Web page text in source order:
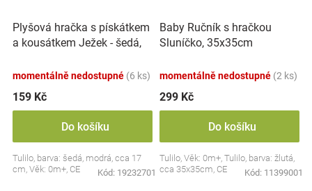
Plyšová hračka s pískátkem
a kousátkem Ježek - šedá,
momentálně nedostupné (6 ks)
159 Kč
Do košíku
Tulilo, barva: šedá, modrá, cca 17
cm, Věk: 0m+, CE
Kód: 19232701
Baby Ručník s hračkou
Sluníčko, 35x35cm
momentálně nedostupné (2 ks)
299 Kč
Do košíku
Tulilo, Věk: 0m+, Tulilo, barva: žlutá,
cca 35x35cm, CE
Kód: 11399001